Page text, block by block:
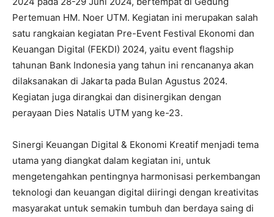
Pertemuan HM. Noer UTM. Kegiatan ini merupakan salah
satu rangkaian kegiatan Pre-Event Festival Ekonomi dan
Keuangan Digital (FEKDI) 2024, yaitu event flagship
tahunan Bank Indonesia yang tahun ini rencananya akan
dilaksanakan di Jakarta pada Bulan Agustus 2024.
Kegiatan juga dirangkai dan disinergikan dengan
perayaan Dies Natalis UTM yang ke-23.
Sinergi Keuangan Digital & Ekonomi Kreatif menjadi tema
utama yang diangkat dalam kegiatan ini, untuk
mengetengahkan pentingnya harmonisasi perkembangan
teknologi dan keuangan digital diiringi dengan kreativitas
masyarakat untuk semakin tumbuh dan berdaya saing di